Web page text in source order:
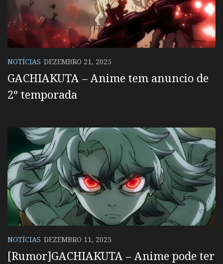
NOTÍCIAS DEZEMBRO 21, 2025
GACHIAKUTA – Anime tem anuncio de
2º temporada
NOTÍCIAS DEZEMBRO 11, 2025
[Rumor]GACHIAKUTA – Anime pode ter